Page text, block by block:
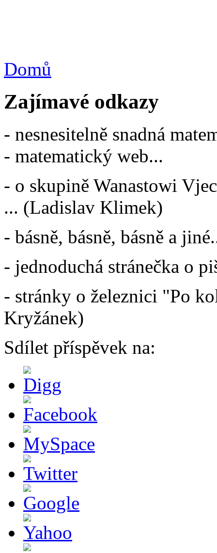
Domů
Zajímavé odkazy
- nesnesitelně snadná
- matematický web...
- o skupině Wanastowi
... (Ladislav Klimek)
- básně, básně, básně a
- jednoduchá stránečka o
- stránky o železnici "Po
Kryžánek)
Sdílet příspěvek na: